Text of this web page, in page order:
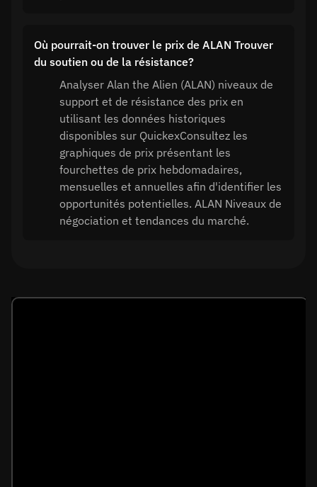
Où pourrait-on trouver le prix de ALAN Trouver
du soutien ou de la résistance?
Analyser Alan the Alien (ALAN) niveaux de
support et de résistance des prix en
utilisant les données historiques
disponibles sur QuickexConsultez les
graphiques de prix présentant les
fourchettes de prix hebdomadaires,
mensuelles et annuelles afin d'identifier les
opportunités potentielles. ALAN Niveaux de
négociation et tendances du marché.